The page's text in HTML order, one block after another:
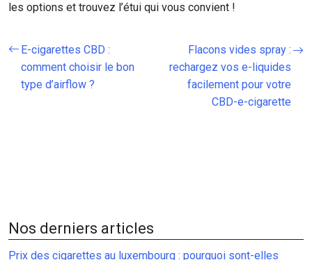
les options et trouvez l’étui qui vous convient !
E-cigarettes CBD :
comment choisir le bon
type d’airflow ?
Flacons vides spray :
rechargez vos e-liquides
facilement pour votre
CBD-e-cigarette
Nos derniers articles
Prix des cigarettes au luxembourg : pourquoi sont-elles